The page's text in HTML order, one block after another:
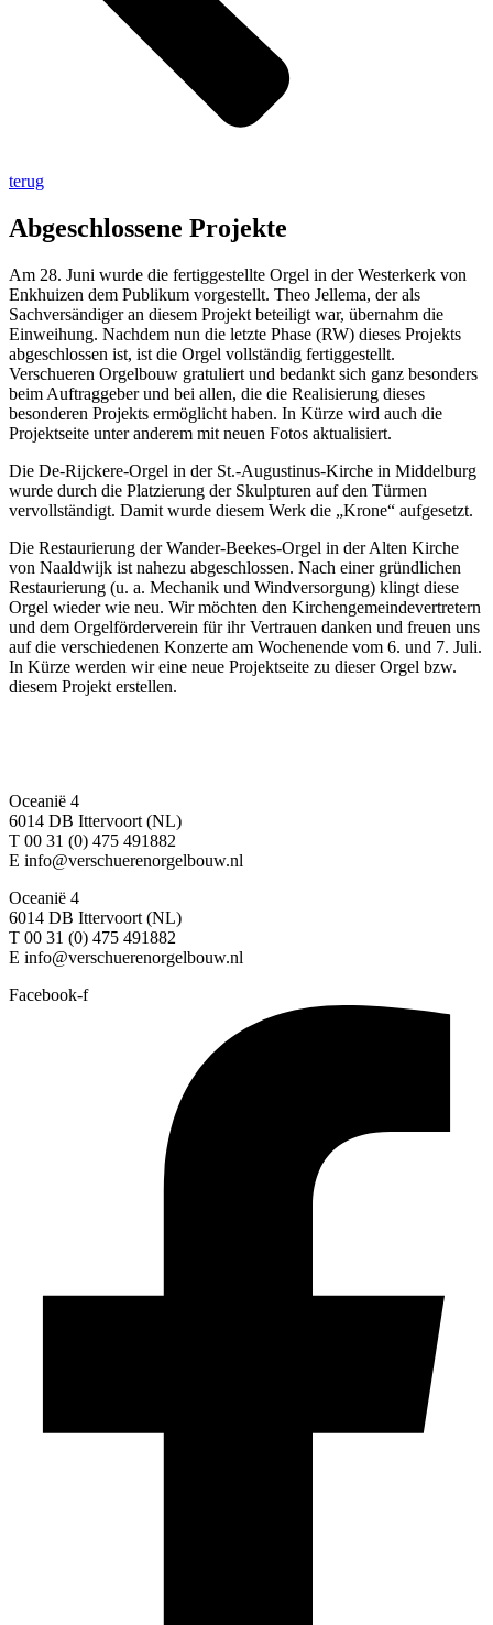
terug
Abgeschlossene Projekte
Am 28. Juni wurde die fertiggestellte Orgel in der Westerkerk von
Enkhuizen dem Publikum vorgestellt. Theo Jellema, der als
Sachversändiger an diesem Projekt beteiligt war, übernahm die
Einweihung. Nachdem nun die letzte Phase (RW) dieses Projekts
abgeschlossen ist, ist die Orgel vollständig fertiggestellt.
Verschueren Orgelbouw gratuliert und bedankt sich ganz besonders
beim Auftraggeber und bei allen, die die Realisierung dieses
besonderen Projekts ermöglicht haben. In Kürze wird auch die
Projektseite unter anderem mit neuen Fotos aktualisiert.
Die De-Rijckere-Orgel in der St.-Augustinus-Kirche in Middelburg
wurde durch die Platzierung der Skulpturen auf den Türmen
vervollständigt. Damit wurde diesem Werk die „Krone“ aufgesetzt.
Die Restaurierung der Wander-Beekes-Orgel in der Alten Kirche
von Naaldwijk ist nahezu abgeschlossen. Nach einer gründlichen
Restaurierung (u. a. Mechanik und Windversorgung) klingt diese
Orgel wieder wie neu. Wir möchten den Kirchengemeindevertretern
und dem Orgelförderverein für ihr Vertrauen danken und freuen uns
auf die verschiedenen Konzerte am Wochenende vom 6. und 7. Juli.
In Kürze werden wir eine neue Projektseite zu dieser Orgel bzw.
diesem Projekt erstellen.
Oceanië 4
6014 DB Ittervoort (NL)
T 00 31 (0) 475 491882
E info@verschuerenorgelbouw.nl
Oceanië 4
6014 DB Ittervoort (NL)
T 00 31 (0) 475 491882
E info@verschuerenorgelbouw.nl
Facebook-f